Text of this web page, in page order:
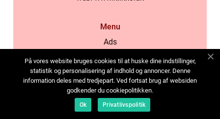
Menu
Ads
Cookies
Contact
Sitemap
På vores website bruges cookies til at huske dine indstillinger,
statistik og personalisering af indhold og annoncer. Denne
information deles med tredjepart. Ved fortsat brug af websiden
godkender du cookiepolitikken.
Ok Privatlivspolitik